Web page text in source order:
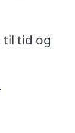
tid og